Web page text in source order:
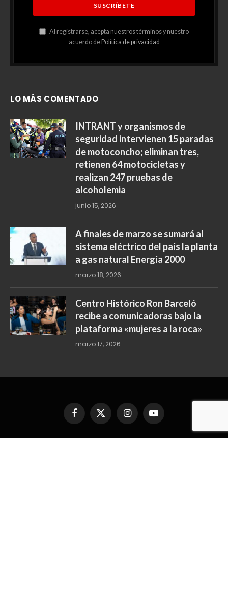
Al registrarse, acepta nuestros términos y nuestro
acuerdo de Política de privacidad
LO MÁS COMENTADO
INTRANT y organismos de
seguridad intervienen 15 paradas
de motoconcho; eliminan tres,
retienen 64 motocicletas y
realizan 247 pruebas de
alcoholemia
junio 15, 2026
A finales de marzo se sumará al
sistema eléctrico del país la planta
a gas natural Energía 2000
marzo 18, 2026
Centro Histórico Ron Barceló
recibe a comunicadoras bajo la
plataforma «mujeres a la roca»
marzo 17, 2026
FacebookX
InstagramYouTube